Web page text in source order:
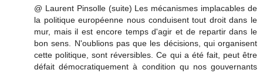
@ Laurent Pinsolle (suite) Les mécanismes implacables de
la politique européenne nous conduisent tout droit dans le
mur, mais il est encore temps d'agir et de repartir dans le
bon sens. N'oublions pas que les décisions, qui organisent
cette politique, sont réversibles. Ce qui a été fait, peut être
défait démocratiquement à condition qu nos gouvernants